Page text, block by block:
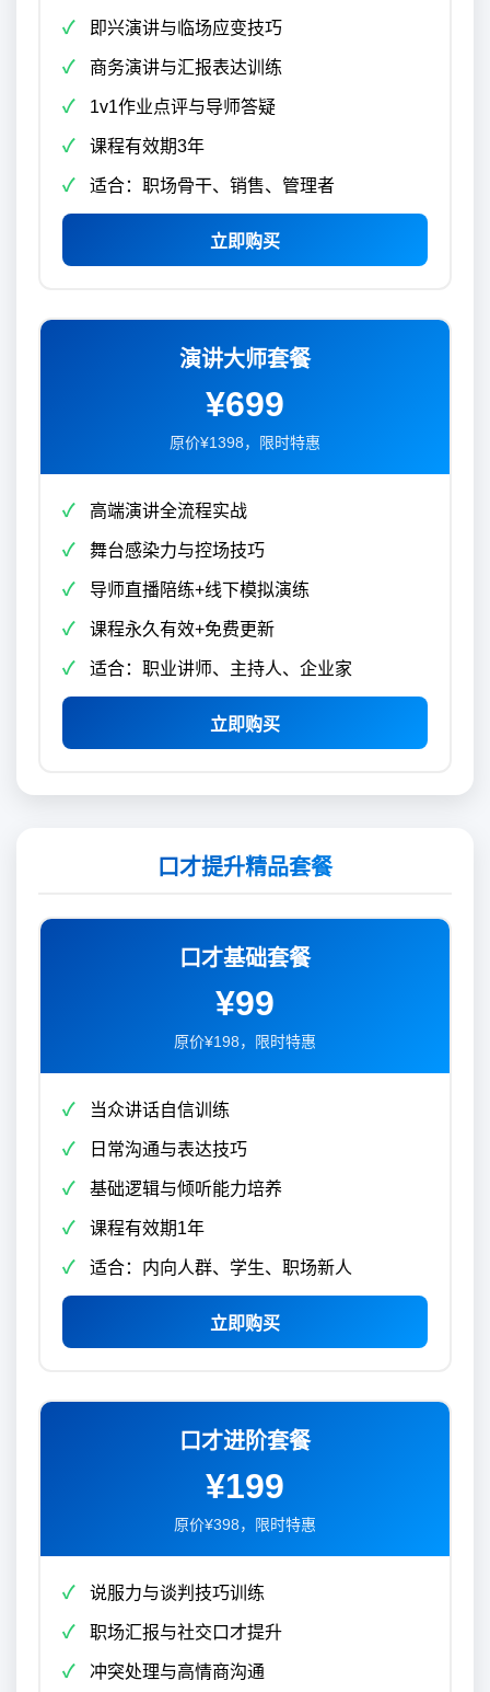
即兴演讲与临场应变技巧
商务演讲与汇报表达训练
1v1作业点评与导师答疑
课程有效期3年
适合：职场骨干、销售、管理者
立即购买
演讲大师套餐
¥699
原价¥1398，限时特惠
高端演讲全流程实战
舞台感染力与控场技巧
导师直播陪练+线下模拟演练
课程永久有效+免费更新
适合：职业讲师、主持人、企业家
立即购买
口才提升精品套餐
口才基础套餐
¥99
原价¥198，限时特惠
当众讲话自信训练
日常沟通与表达技巧
基础逻辑与倾听能力培养
课程有效期1年
适合：内向人群、学生、职场新人
立即购买
口才进阶套餐
¥199
原价¥398，限时特惠
说服力与谈判技巧训练
职场汇报与社交口才提升
冲突处理与高情商沟通